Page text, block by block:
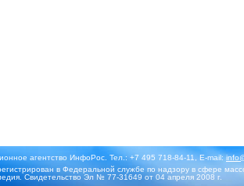
агентство ИнфоРос. Тел.: +7 495 718-84-11, E-mail:
в Федеральной службе по надзору в сфере
Свидетельство Эл № 77-31649 от 04 апреля 2008 г.